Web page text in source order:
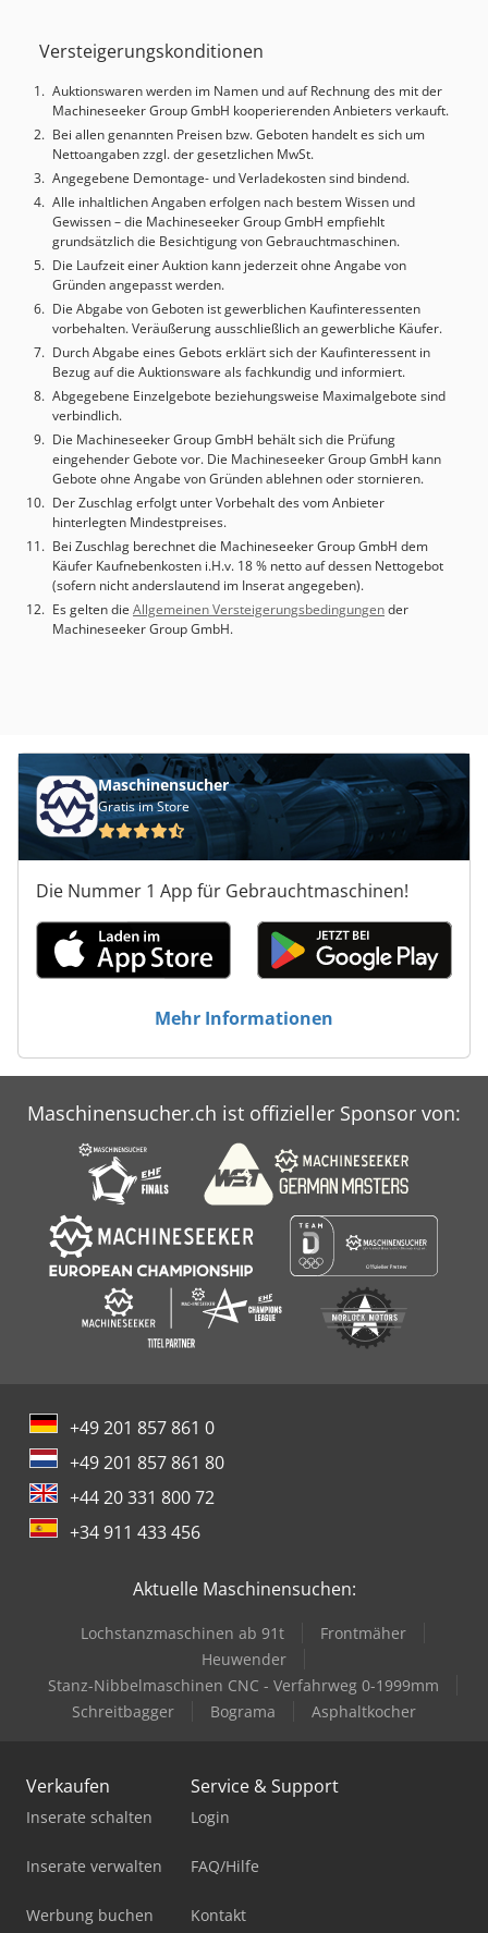
Optimisierungsoftware inklusiv. Sehr guter Zustand.
Versteigerungskonditionen
Auktionswaren werden im Namen und auf Rechnung des mit der
Machineseeker Group GmbH kooperierenden Anbieters verkauft.
Bei allen genannten Preisen bzw. Geboten handelt es sich um
Nettoangaben zzgl. der gesetzlichen MwSt.
Angegebene Demontage- und Verladekosten sind bindend.
Alle inhaltlichen Angaben erfolgen nach bestem Wissen und
Gewissen – die Machineseeker Group GmbH empfiehlt
grundsätzlich die Besichtigung von Gebrauchtmaschinen.
Die Laufzeit einer Auktion kann jederzeit ohne Angabe von
Gründen angepasst werden.
Die Abgabe von Geboten ist gewerblichen Kaufinteressenten
vorbehalten. Veräußerung ausschließlich an gewerbliche Käufer.
Durch Abgabe eines Gebots erklärt sich der Kaufinteressent in
Bezug auf die Auktionsware als fachkundig und informiert.
Abgegebene Einzelgebote beziehungsweise Maximalgebote sind
verbindlich.
Die Machineseeker Group GmbH behält sich die Prüfung
eingehender Gebote vor. Die Machineseeker Group GmbH kann
Gebote ohne Angabe von Gründen ablehnen oder stornieren.
Der Zuschlag erfolgt unter Vorbehalt des vom Anbieter
hinterlegten Mindestpreises.
Bei Zuschlag berechnet die Machineseeker Group GmbH dem
Käufer Kaufnebenkosten i.H.v. 18 % netto auf dessen Nettogebot
(sofern nicht anderslautend im Inserat angegeben).
Es gelten die Allgemeinen Versteigerungsbedingungender
Machineseeker Group GmbH.
Maschinensucher
Gratis im Store
Die Nummer 1 App für Gebrauchtmaschinen!
Mehr Informationen
Maschinensucher.ch ist offizieller Sponsor von:
+49 201 857 861 0
+49 201 857 861 80
+44 20 331 800 72
+34 911 433 456
Aktuelle Maschinensuchen:
Lochstanzmaschinen ab 91t
Frontmäher
Heuwender
Stanz-Nibbelmaschinen CNC - Verfahrweg 0-1999mm
Schreitbagger
Bograma Asphaltkocher
Verkaufen
Inserate schalten
Inserate verwalten
Werbung buchen
Service & Support
Login
FAQ/Hilfe
Kontakt